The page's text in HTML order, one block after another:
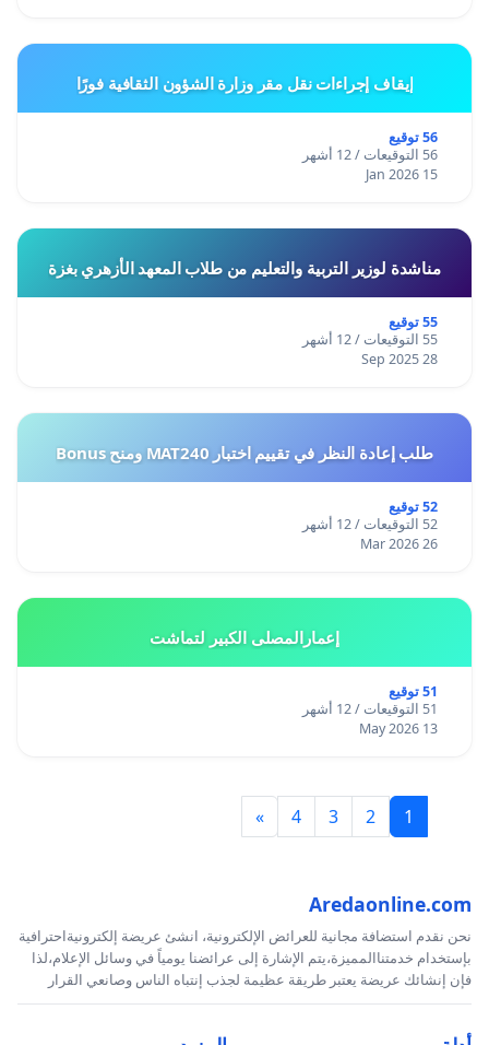
إيقاف إجراءات نقل مقر وزارة الشؤون الثقافية فورًا
56 توقيع
56 التوقيعات / 12 أشهر
15 Jan 2026
مناشدة لوزير التربية والتعليم من طلاب المعهد الأزهري بغزة
55 توقيع
55 التوقيعات / 12 أشهر
28 Sep 2025
طلب إعادة النظر في تقييم اختبار MAT240 ومنح Bonus
52 توقيع
52 التوقيعات / 12 أشهر
26 Mar 2026
إعمارالمصلى الكبير لتماشت
51 توقيع
51 التوقيعات / 12 أشهر
13 May 2026
1
2
3
4
»
Aredaonline.com
نحن نقدم استضافة مجانية للعرائض الإلكترونية، انشئ عريضة إلكترونيةاحترافية
بإستخدام خدمتناالمميزة،يتم الإشارة إلى عرائضنا يومياً في وسائل الإعلام،لذا
فإن إنشائك عريضة يعتبر طريقة عظيمة لجذب إنتباه الناس وصانعي القرار